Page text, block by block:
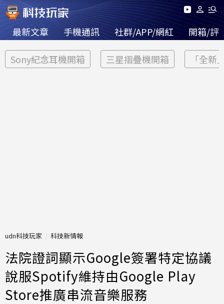
最新文章 手機通訊 社群/APP/網紅 開箱/評
Sony紀念耳機開箱 三星摺疊機開箱 「全新
udn科技玩家 科技新情報
法院證詞顯示Google簽署特定協議
說服Spotify維持由Google Play
Store推廣串流音樂服務